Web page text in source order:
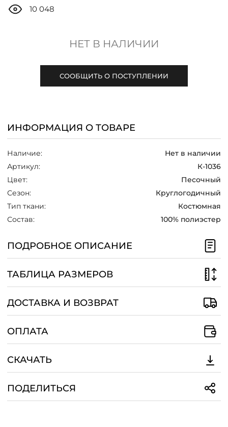
MANAGER@DSTREND.RU
ЗАКАЗАТЬ ЗВОНОК
10 048
НЕТ В НАЛИЧИИ
СООБЩИТЬ О ПОСТУПЛЕНИИ
ИНФОРМАЦИЯ О ТОВАРЕ
Наличие:
Нет в наличии
Артикул:
К-1036
Цвет:
Песочный
Сезон:
Круглогодичный
Тип ткани:
Костюмная
Состав:
100% полиэстер
ПОДРОБНОЕ ОПИСАНИЕ
ТАБЛИЦА РАЗМЕРОВ
ДОСТАВКА И ВОЗВРАТ
ОПЛАТА
СКАЧАТЬ
ПОДЕЛИТЬСЯ